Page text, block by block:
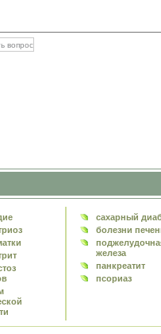
сахарный
болезни
железа
панкреатит
псориаз